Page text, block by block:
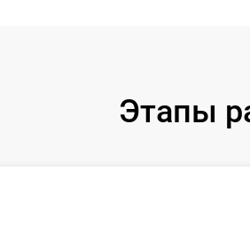
Этапы